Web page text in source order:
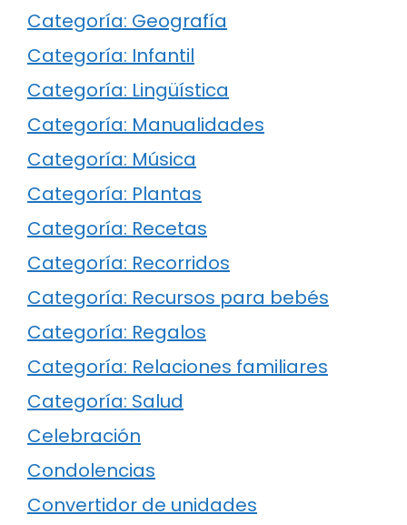
Categoría: Geografía
Categoría: Infantil
Categoría: Lingüística
Categoría: Manualidades
Categoría: Música
Categoría: Plantas
Categoría: Recetas
Categoría: Recorridos
Categoría: Recursos para bebés
Categoría: Regalos
Categoría: Relaciones familiares
Categoría: Salud
Celebración
Condolencias
Convertidor de unidades